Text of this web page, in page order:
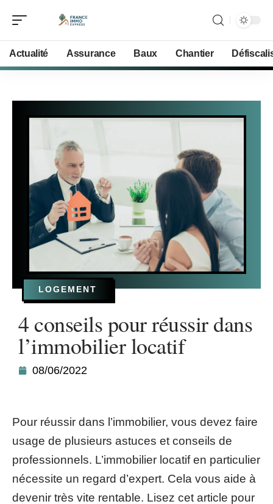
Actualité Assurance Baux Chantier
LOGEMENT
4 conseils pour réussir dans
l’immobilier locatif
08/06/2022
Pour réussir dans l’immobilier, vous devez faire
usage de plusieurs astuces et conseils de
professionnels. L’immobilier locatif en particulier
nécessite un regard d’expert. Cela vous aide à
devenir très vite rentable. Lisez cet article pour